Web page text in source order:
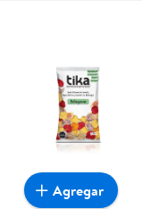
Agregar